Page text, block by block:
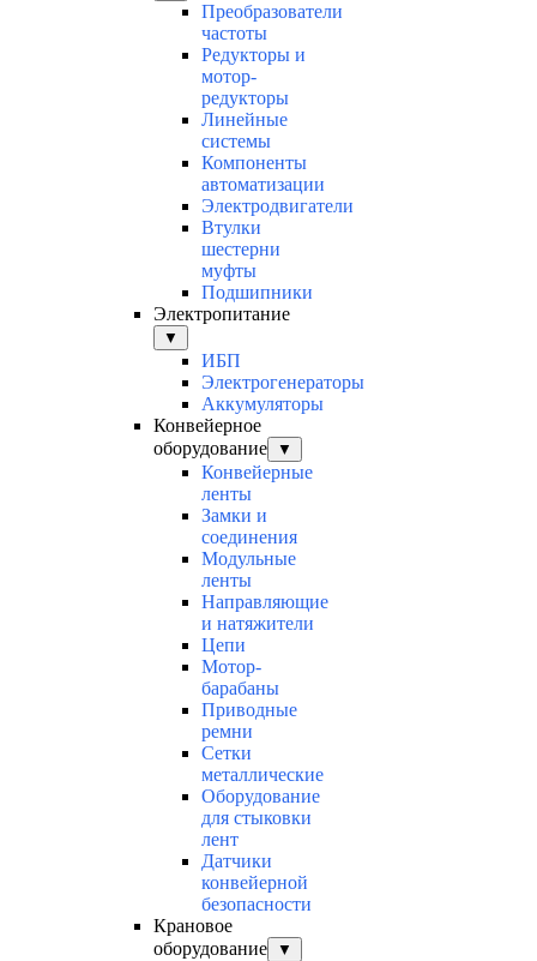
Преобразователи
частоты
Редукторы и
мотор-
редукторы
Линейные
системы
Компоненты
автоматизации
Электродвигатели
Втулки
шестерни
муфты
Подшипники
Электропитание
▼
ИБП
Электрогенераторы
Аккумуляторы
Конвейерное
оборудование
▼
Конвейерные
ленты
Замки и
соединения
Модульные
ленты
Направляющие
и натяжители
Цепи
Мотор-
барабаны
Приводные
ремни
Сетки
металлические
Оборудование
для стыковки
лент
Датчики
конвейерной
безопасности
Крановое
оборудование
▼